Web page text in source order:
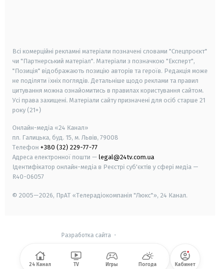
Всі комерційні рекламні матеріали позначені словами "Спецпроєкт"
чи "Партнерський матеріал". Матеріали з позначкою "Експерт",
"Позиція" відображають позицію авторів та героїв. Редакція може
не поділяти їхніх поглядів. Детальніше щодо реклами та правил
цитування можна ознайомитись в правилах користування сайтом.
Усі права захищені. Матеріали сайту призначені для осіб старше 21
року (21+)
Онлайн-медіа «24 Канал»
пл. Галицька, буд. 15, м. Львів, 79008
Телефон +380 (32) 229-77-77
Адреса електронної пошти — legal@24tv.com.ua
Ідентифікатор онлайн-медіа в Реєстрі суб'єктів у сфері медіа —
R40-06057
© 2005—2026, ПрАТ «Телерадіокомпанія "Люкс"», 24 Канал.
Разработка сайта -
24 Канал TV Игры Погода Кабинет